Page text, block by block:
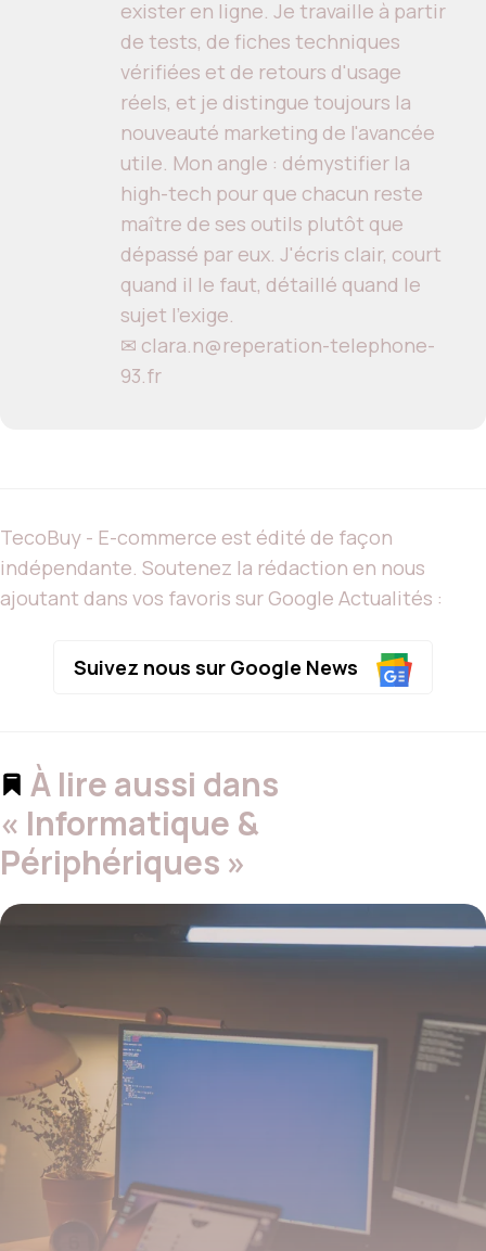
exister en ligne. Je travaille à partir
de tests, de fiches techniques
vérifiées et de retours d'usage
réels, et je distingue toujours la
nouveauté marketing de l'avancée
utile. Mon angle : démystifier la
high-tech pour que chacun reste
maître de ses outils plutôt que
dépassé par eux. J'écris clair, court
quand il le faut, détaillé quand le
sujet l'exige.
✉ clara.n@reperation-telephone-
93.fr
TecoBuy - E-commerce est édité de façon
indépendante. Soutenez la rédaction en nous
ajoutant dans vos favoris sur Google Actualités :
Suivez nous sur Google News
À lire aussi dans
« Informatique &
Périphériques »